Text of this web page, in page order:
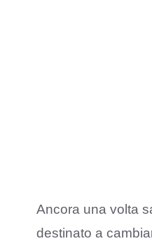
Ancora una volta
destinato a